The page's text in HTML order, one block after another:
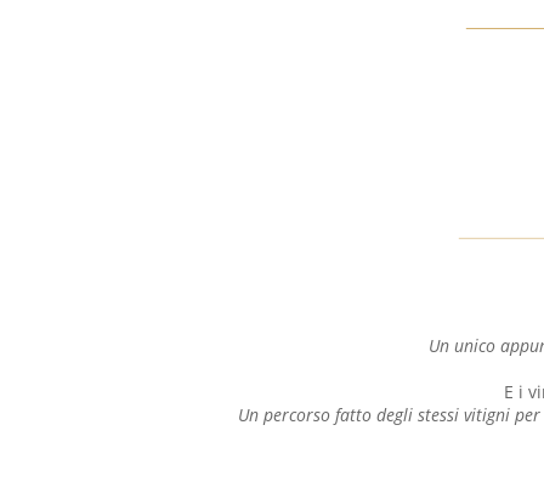
Un unico
E i
Un percorso fatto degli stessi vitigni